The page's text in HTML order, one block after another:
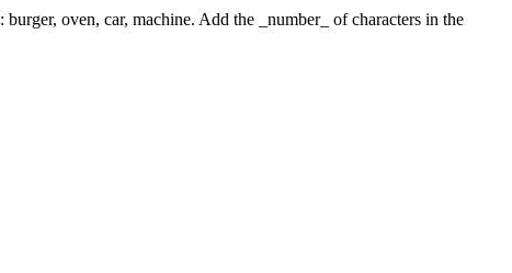
oven, car, machine. Add the _number_ of characters in the